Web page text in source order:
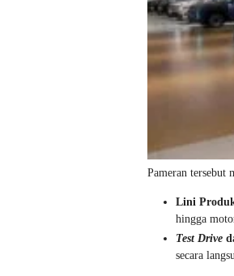
Pameran tersebut
Lini
hingga
Test Drive
secara